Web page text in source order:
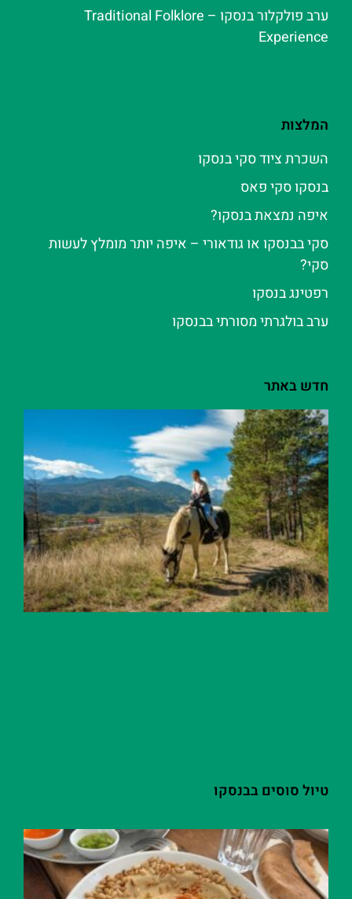
ערב פולקלור בנסקו – Traditional Folklore
Experience
המלצות
השכרת ציוד סקי בנסקו
בנסקו סקי פאס
איפה נמצאת בנסקו?
סקי בבנסקו או גודאורי – איפה יותר מומלץ לעשות
סקי?
רפטינג בנסקו
ערב בולגרתי מסורתי בבנסקו
חדש באתר
טיול סוסים בבנסקו